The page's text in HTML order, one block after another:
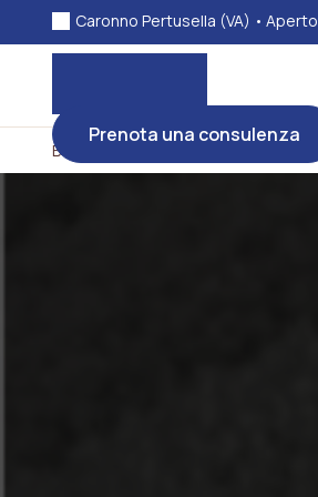
Caronno Pertusella (VA) • Aperto
Prenota una consulenza
Bonato tessili